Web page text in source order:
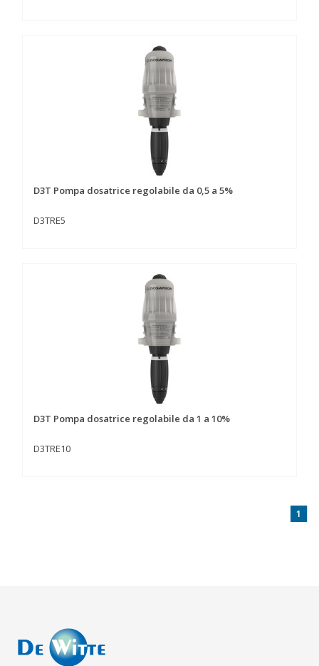
D3T Pompa dosatrice regolabile da 0,5 a 5%
D3TRE5
D3T Pompa dosatrice regolabile da 1 a 10%
D3TRE10
1